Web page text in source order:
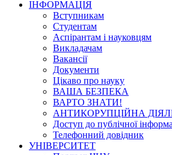
ІНФОРМАЦІЯ
Вступникам
Студентам
Аспірантам і науковцям
Викладачам
Вакансії
Документи
Цікаво про науку
ВАША БЕЗПЕКА
ВАРТО ЗНАТИ!
АНТИКОРУПЦІЙНА
Доступ до публічної
Телефонний довідник
УНІВЕРСИТЕТ